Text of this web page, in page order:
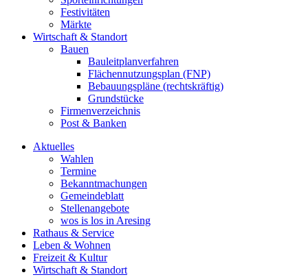
Festivitäten
Märkte
Wirtschaft & Standort
Bauen
Bauleitplanverfahren
Flächennutzungsplan (FNP)
Bebauungspläne (rechtskräftig)
Grundstücke
Firmenverzeichnis
Post & Banken
Aktuelles
Wahlen
Termine
Bekanntmachungen
Gemeindeblatt
Stellenangebote
wos is los in Aresing
Rathaus & Service
Leben & Wohnen
Freizeit & Kultur
Wirtschaft & Standort